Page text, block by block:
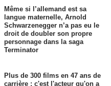
Même si l’allemand est sa
langue maternelle, Arnold
Schwarzenegger n’a pas eu le
droit de doubler son propre
personnage dans la saga
Terminator
Plus de 300 films en 47 ans de
carrière : c'est l'acteur qu'on a